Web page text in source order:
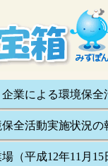
企業による環境保全
全活動実施状況の
（平成12年11月15